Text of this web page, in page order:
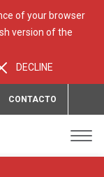
CONTACTO
of your browser
version of the
DECLINE